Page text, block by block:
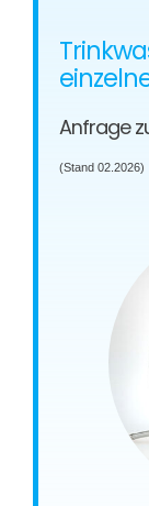
Anfrage
(Stand 02.2026)